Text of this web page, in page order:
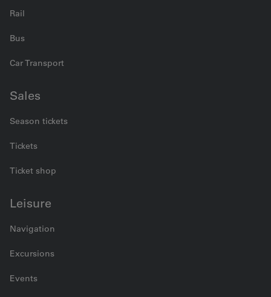
Rail
Bus
Car Transport
Sales
Season tickets
Tickets
Ticket shop
Leisure
Navigation
Excursions
Events